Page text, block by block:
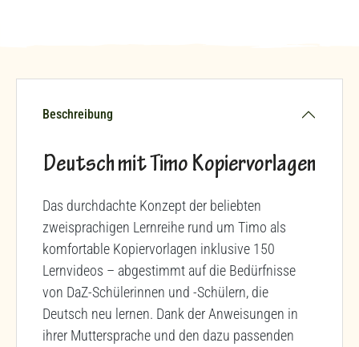
Beschreibung
Deutsch mit Timo Kopiervorlagen
Das durchdachte Konzept der beliebten
zweisprachigen Lernreihe rund um Timo als
komfortable Kopiervorlagen inklusive 150
Lernvideos – abgestimmt auf die Bedürfnisse
von DaZ-Schülerinnen und -Schülern, die
Deutsch neu lernen. Dank der Anweisungen in
ihrer Muttersprache und den dazu passenden